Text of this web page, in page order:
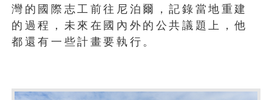
灣的國際志工前往尼泊爾，記錄當地重建
的過程，未來在國內外的公共議題上，他
都還有一些計畫要執行。